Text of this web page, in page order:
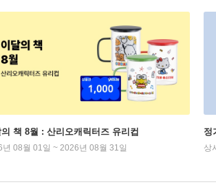
의 책 8월 : 산리오캐릭터즈 유리컵
년 08월 01일 ~ 2026년 08월 31일
정
상